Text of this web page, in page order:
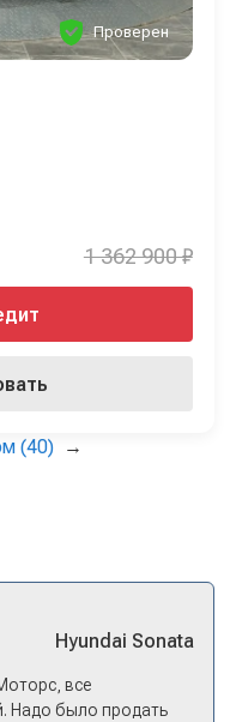
Проверен
1 362 900 ₽
(40) →
Hyundai Sonata
все
Надо было продать